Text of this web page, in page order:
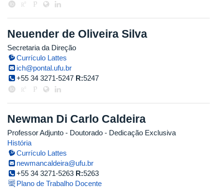
Neuender de Oliveira Silva
Secretaria da Direção
Currículo Lattes
ich@pontal.ufu.br
+55 34 3271-5247 R:5247
Newman Di Carlo Caldeira
Professor Adjunto - Doutorado - Dedicação Exclusiva
História
Currículo Lattes
newmancaldeira@ufu.br
+55 34 3271-5263 R:5263
Plano de Trabalho Docente